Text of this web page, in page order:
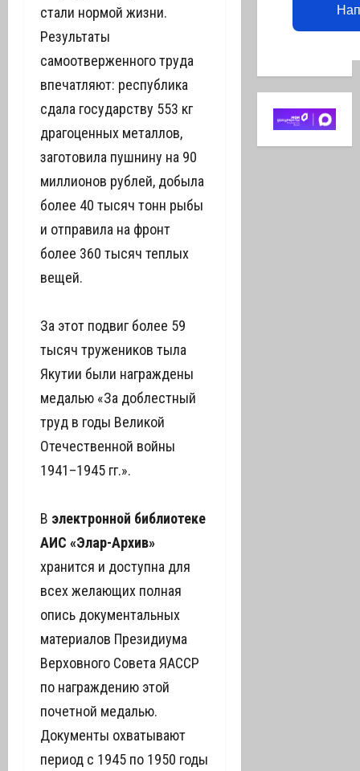
стали нормой жизни.
Результаты
самоотверженного труда
впечатляют: республика
сдала государству 553 кг
драгоценных металлов,
заготовила пушнину на 90
миллионов рублей, добыла
более 40 тысяч тонн рыбы
и отправила на фронт
более 360 тысяч теплых
вещей.
За этот подвиг более 59
тысяч тружеников тыла
Якутии были награждены
медалью «За доблестный
труд в годы Великой
Отечественной войны
1941–1945 гг.».
В электронной библиотеке
АИС «Элар-Архив»
хранится и доступна для
всех желающих полная
опись документальных
материалов Президиума
Верховного Совета ЯАССР
по награждению этой
почетной медалью.
Документы охватывают
период с 1945 по 1950 годы